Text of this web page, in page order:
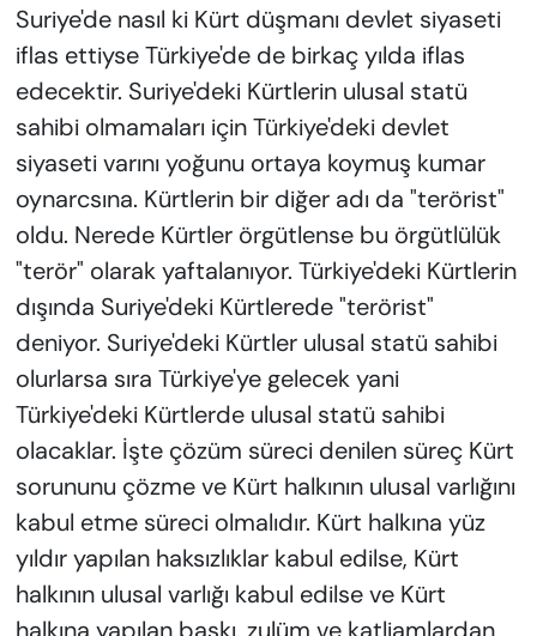
Suriye'de nasıl ki Kürt düşmanı devlet siyaseti
iflas ettiyse Türkiye'de de birkaç yılda iflas
edecektir. Suriye'deki Kürtlerin ulusal statü
sahibi olmamaları için Türkiye'deki devlet
siyaseti varını yoğunu ortaya koymuş kumar
oynarcsına. Kürtlerin bir diğer adı da "terörist"
oldu. Nerede Kürtler örgütlense bu örgütlülük
"terör" olarak yaftalanıyor. Türkiye'deki Kürtlerin
dışında Suriye'deki Kürtlerede "terörist"
deniyor. Suriye'deki Kürtler ulusal statü sahibi
olurlarsa sıra Türkiye'ye gelecek yani
Türkiye'deki Kürtlerde ulusal statü sahibi
olacaklar. İşte çözüm süreci denilen süreç Kürt
sorununu çözme ve Kürt halkının ulusal varlığını
kabul etme süreci olmalıdır. Kürt halkına yüz
yıldır yapılan haksızlıklar kabul edilse, Kürt
halkının ulusal varlığı kabul edilse ve Kürt
halkına yapılan baskı, zulüm ve katliamlardan